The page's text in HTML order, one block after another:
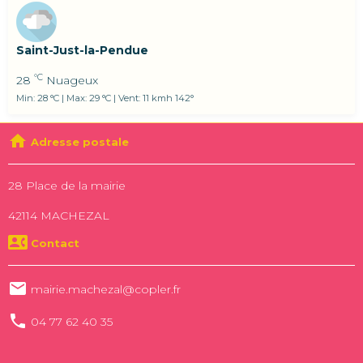
Saint-Just-la-Pendue
28 °C Nuageux
Min: 28 °C | Max: 29 °C | Vent: 11 kmh 142°
Adresse postale
28 Place de la mairie
42114 MACHEZAL
Contact
mairie.machezal@copler.fr
04 77 62 40 35